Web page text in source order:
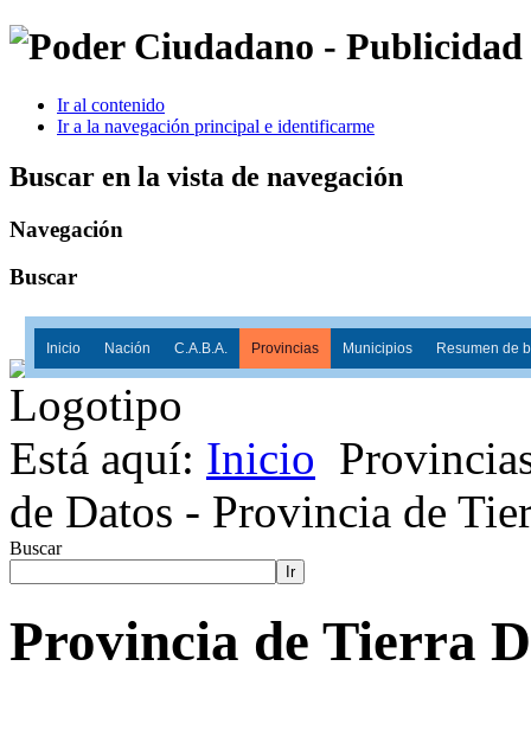
Ir al contenido
Ir a la navegación principal e identificarme
Buscar en la vista de navegación
Navegación
Buscar
Inicio Nación C.A.B.A. Provincias Municipios Resumen de
Está aquí: Inicio
de Datos - Provincia de
Buscar
Ir
Provincia de Tierra